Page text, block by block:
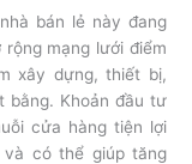
bán lẻ này đang
mạng lưới điểm
xây dựng, thiết bị,
Khoản đầu tư
cửa hàng tiện lợi
và có thể giúp tăng